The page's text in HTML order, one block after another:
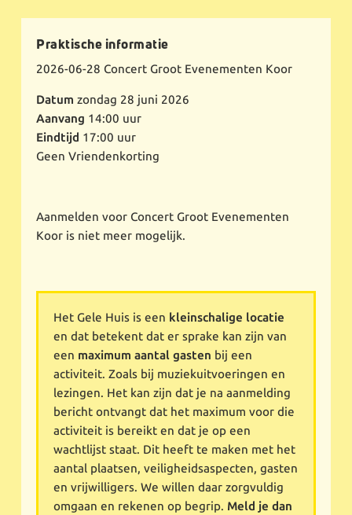
Praktische informatie
2026-06-28 Concert Groot Evenementen Koor
Datum zondag 28 juni 2026
Aanvang 14:00 uur
Eindtijd 17:00 uur
Geen Vriendenkorting
Aanmelden voor Concert Groot Evenementen
Koor is niet meer mogelijk.
Het Gele Huis is een kleinschalige locatie
en dat betekent dat er sprake kan zijn van
een maximum aantal gasten bij een
activiteit. Zoals bij muziekuitvoeringen en
lezingen. Het kan zijn dat je na aanmelding
bericht ontvangt dat het maximum voor die
activiteit is bereikt en dat je op een
wachtlijst staat. Dit heeft te maken met het
aantal plaatsen, veiligheidsaspecten, gasten
en vrijwilligers. We willen daar zorgvuldig
omgaan en rekenen op begrip. Meld je dan